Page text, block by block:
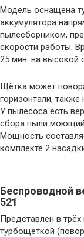
Модель оснащена
аккумулятора
пылесборником,
скорости работы.
25 мин. на высокой
Щётка может
горизонтали, также
У пылесоса есть
сбора пыли
Мощность
комплекте 2
Беспроводной
521
Представлен в
турбощёткой